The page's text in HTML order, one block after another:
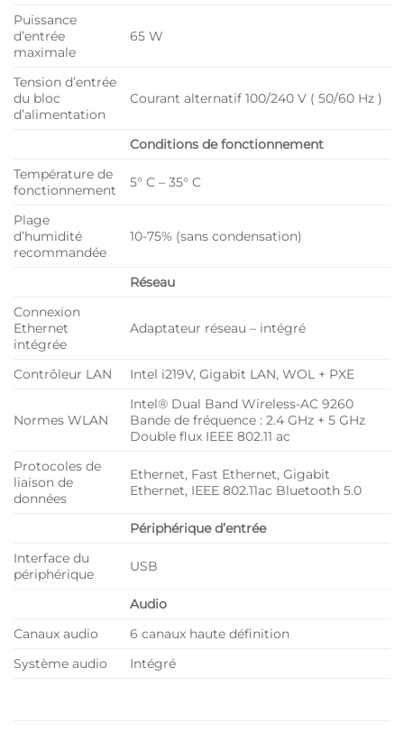
Puissance
d’entrée
maximale
65 W
Tension d’entrée
du bloc
d’alimentation
Courant alternatif 100/240 V ( 50/60 Hz )
Conditions de fonctionnement
Température de
fonctionnement
5° C – 35° C
Plage
d’humidité
recommandée
10-75% (sans condensation)
Réseau
Connexion
Ethernet
intégrée
Adaptateur réseau – intégré
Contrôleur LAN Intel i219V, Gigabit LAN, WOL + PXE
Normes WLAN
Intel® Dual Band Wireless-AC 9260
Bande de fréquence : 2.4 GHz + 5 GHz
Double flux IEEE 802.11 ac
Protocoles de
liaison de
données
Ethernet, Fast Ethernet, Gigabit
Ethernet, IEEE 802.11ac Bluetooth 5.0
Périphérique d’entrée
Interface du
périphérique
USB
Audio
Canaux audio
6 canaux haute définition
Système audio
Intégré